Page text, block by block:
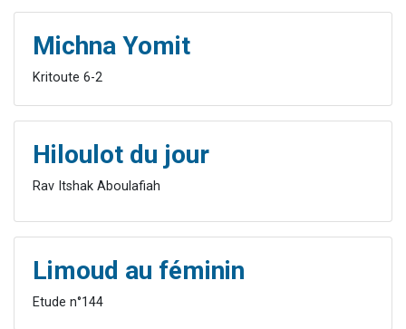
Michna Yomit
Kritoute 6-2
Hiloulot du jour
Rav Itshak Aboulafiah
Limoud au féminin
Etude n°144